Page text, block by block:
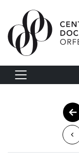
Vés al contingut
Navegació